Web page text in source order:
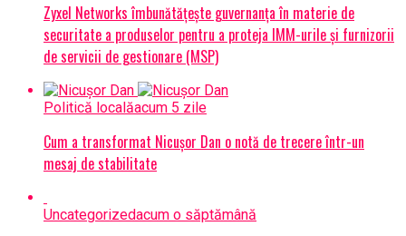
Zyxel Networks îmbunătățește guvernanța în materie de
securitate a produselor pentru a proteja IMM-urile și furnizorii
de servicii de gestionare (MSP)
Politică localăacum 5 zile
Cum a transformat Nicușor Dan o notă de trecere într-un
mesaj de stabilitate
Uncategorizedacum o săptămână